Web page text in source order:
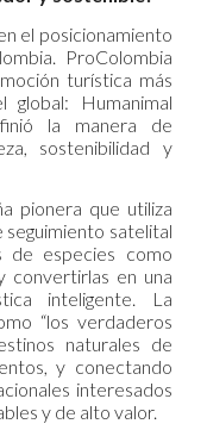
el posicionamiento
ProColombia
turística más
global: Humanimal
la manera de
sostenibilidad y
pionera que utiliza
satelital
de especies como
convertirlas en una
inteligente. La
“los verdaderos
naturales de
y conectando
interesados
y de alto valor.